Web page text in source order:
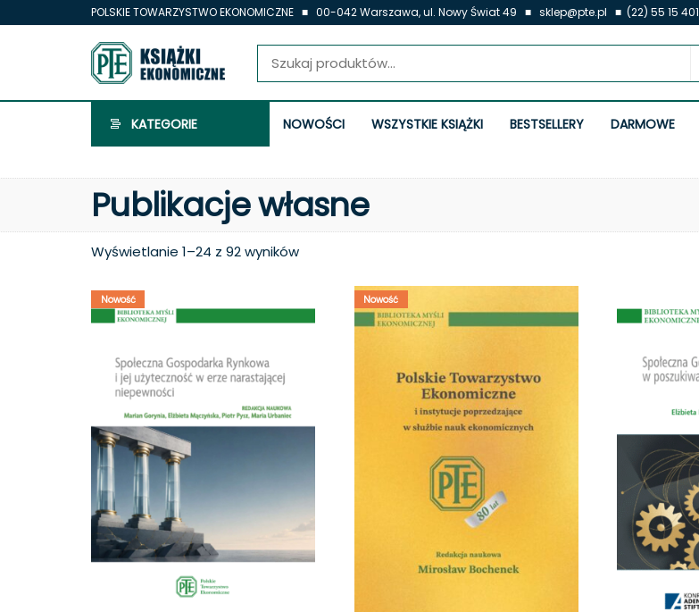
do
POLSKIE TOWARZYSTWO EKONOMICZNE ■ 00-042 Warszawa, ul. Nowy Świat 49 ■ sklep@pte.pl ■ (22) 55 15 401
Książki
Ekonomiczne
KATEGORIE NOWOŚCI WSZYSTKIE KSIĄŻKI BESTSELLERY DARMOWE
Publikacje własne
Wyświetlanie 1–24 z 92 wynikówPosortowane
najnowszych
Nowość Nowość